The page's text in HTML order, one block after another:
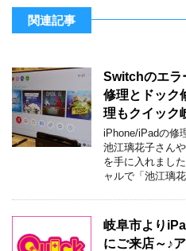
関連記事
Switchのエラ
修理とドック
理もクイック
iPhone/iPadの修
池江璃花子さん
を手に入れまし
ャルで「池江璃
岐阜市より
にご来店～♪